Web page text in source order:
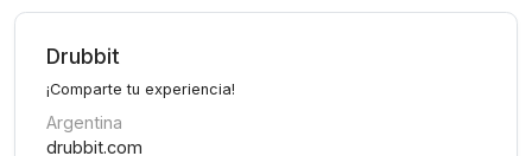
Drubbit
¡Comparte tu experiencia!
Argentina
drubbit.com